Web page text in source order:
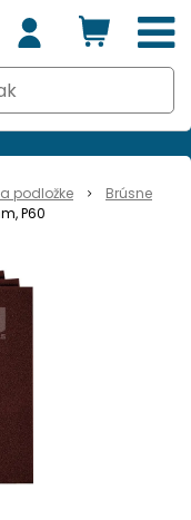
podložke
Brúsne
P60